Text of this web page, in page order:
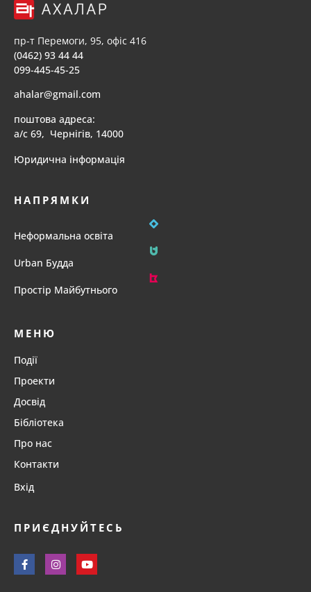
пр-т Перемоги, 95, офіс 416
(0462) 93 44 44
099-445-45-25
ahalar@gmail.com
поштова адреса:
а/с 69, Чернігів, 14000
Юридична інформація
НАПРЯМКИ
Неформальна освіта
Urban Будда
Простір Майбутнього
МЕНЮ
Події
Проекти
Досвід
Бібліотека
Про нас
Контакти
Вхід
ПРИЄДНУЙТЕСЬ